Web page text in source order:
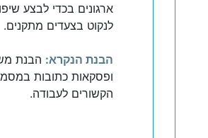
ארגונים בכדי לבצע
לנקוט בצעדים מתקנים.
הבנת הנקרא: הבנת
ופסקאות כתובות
הקשורים לעבודה.